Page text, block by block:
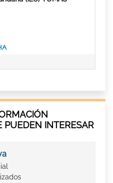
PUEDEN INTERESAR